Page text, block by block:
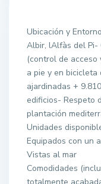
Ubicación y
Albir, lAlfàs del Pi-
(control de acceso
a pie y en bicicleta
ajardinadas +
edificios- Respeto
plantación
Unidades
Equipados con un
Vistas al mar
Comodidades